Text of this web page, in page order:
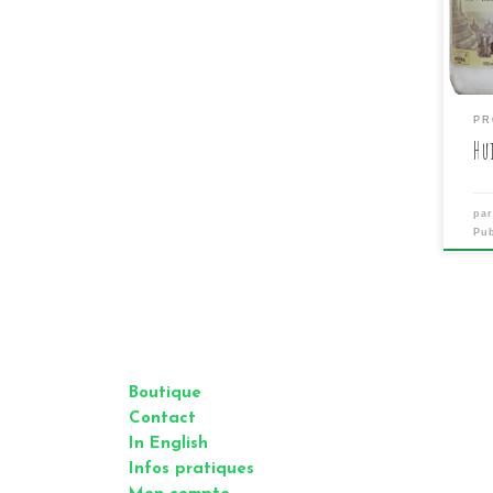
par
Boutique
Contact
In English
Infos pratiques